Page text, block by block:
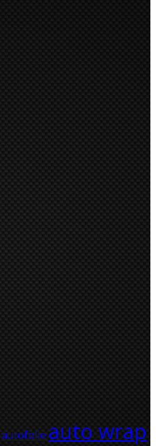
autofolie auto wrap